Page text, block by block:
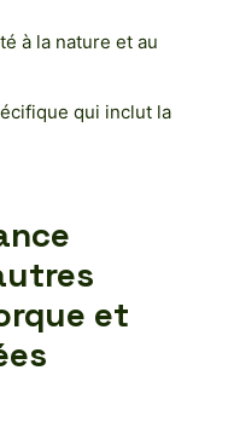
à la nature et au
qui inclut la
et